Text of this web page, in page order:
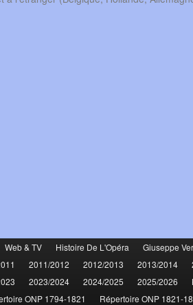
Web & TV Histoire De L'Opéra Giuseppe
2011/2012 2012/2013 2013/2014
2023/2024 2024/2025 2025/2026
ONP 1794-1821 Répertoire ONP 1821-